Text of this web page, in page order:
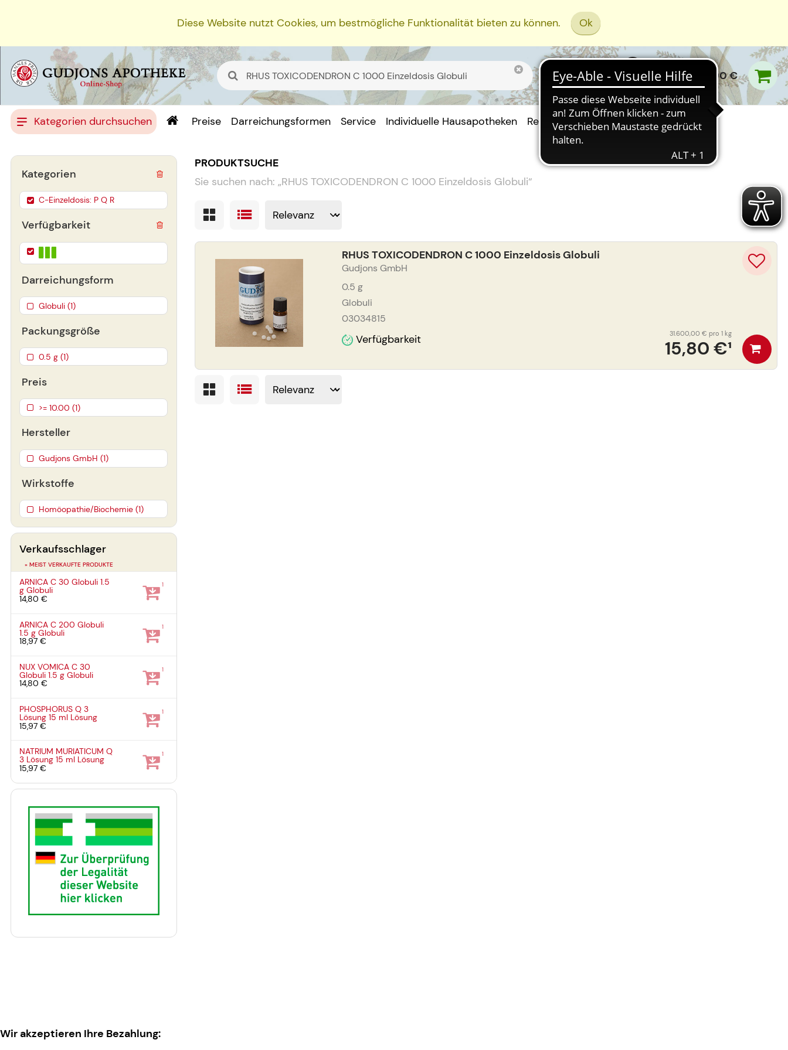
Diese Website nutzt Cookies, um bestmögliche Funktionalität bieten zu können. Ok
0,00 €
Kategorien durchsuchen Preise Darreichungsformen Service Individuelle Hausapotheken Rezept Einreichen
PRODUKTSUCHE
Sie suchen nach: „RHUS TOXICODENDRON C 1000 Einzeldosis Globuli“
RHUS TOXICODENDRON C 1000 Einzeldosis Globuli
Gudjons GmbH
0.5 g
Globuli
03034815
Verfügbarkeit 15,80 €¹
31.600,00 € pro 1 kg
Verfügbarkeit
Darreichungsform
Globuli (1)
Packungsgröße
0.5 g (1)
Preis
>= 10.00 (1)
Hersteller
Gudjons GmbH (1)
Wirkstoffe
Homöopathie/Biochemie (1)
Kategorien
C-Einzeldosis: P Q R
Verkaufsschlager
» MEIST VERKAUFTE PRODUKTE
ARNICA C 30 Globuli1.5
gGlobuli
14,80 €
1
ARNICA C 200 Globuli
1.5 gGlobuli
18,97 €
1
NUX VOMICA C 30
Globuli1.5 gGlobuli
14,80 €
1
PHOSPHORUS Q 3
Lösung15 ml Lösung
15,97 €
1
NATRIUM MURIATICUM Q
3 Lösung15 ml Lösung
15,97 €
1
Wir akzeptieren Ihre Bezahlung: